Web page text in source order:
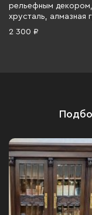
рельефным декором,
хрусталь, алмазная
СССР, 1970-1990 гг.
2 300 ₽